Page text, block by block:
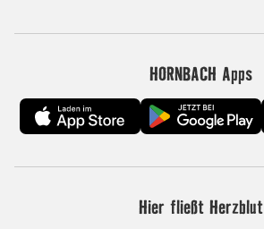
HORNBACH Apps
Hier fließt Herzblut